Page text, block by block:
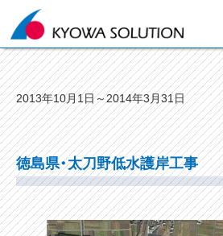
ホーム
KS工法について
施工実績
トピックス
2013年10月1日～2014年3月31日
徳島県・太刀野低水護岸工事